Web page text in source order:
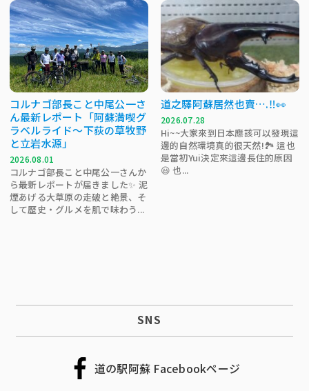
コルナゴ部長こと中尾公一さ
ん最新レポート「阿蘇満喫グ
ラベルライド～下荻の草牧野
と立岩水源」
2026.08.01
コルナゴ部長こと中尾公一さんか
ら最新レポートが届きました✨ 泥
煙あげる大草原の走破と絶景、そ
して歴史・グルメを肌で味わう...
道之驛阿蘇居然也賣….‼️👀
2026.07.28
Hi~~大家來到日本應該可以發現這
邊的自然環境真的很天然!🏞 這也
是當初Yui決定來這邊長住的原因
😃 也...
SNS
道の駅阿蘇 Facebookページ